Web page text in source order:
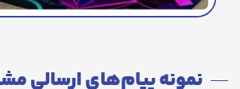
نمونه پیام‌های ارسالی